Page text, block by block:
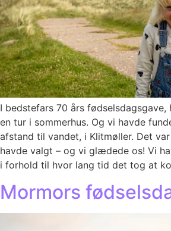
I bedstefars 70 års fødselsdagsgave,
en tur i sommerhus. Og vi havde
afstand til vandet, i Klitmøller. Det
havde valgt – og vi glædede os! Vi
i forhold til hvor lang tid det tog at
Mormors